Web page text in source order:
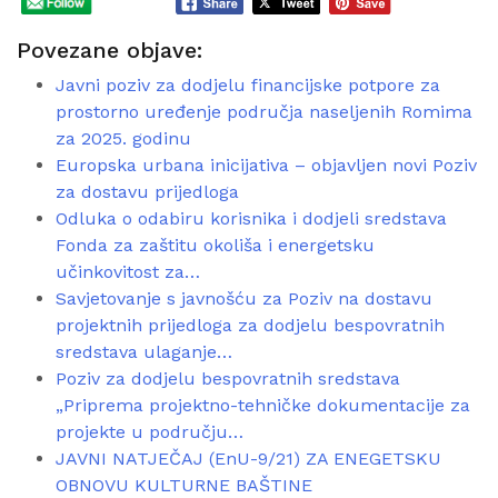
Povezane objave:
Javni poziv za dodjelu financijske potpore za
prostorno uređenje područja naseljenih Romima
za 2025. godinu
Europska urbana inicijativa – objavljen novi Poziv
za dostavu prijedloga
Odluka o odabiru korisnika i dodjeli sredstava
Fonda za zaštitu okoliša i energetsku
učinkovitost za…
Savjetovanje s javnošću za Poziv na dostavu
projektnih prijedloga za dodjelu bespovratnih
sredstava ulaganje…
Poziv za dodjelu bespovratnih sredstava
„Priprema projektno-tehničke dokumentacije za
projekte u području…
JAVNI NATJEČAJ (EnU-9/21) ZA ENEGETSKU
OBNOVU KULTURNE BAŠTINE